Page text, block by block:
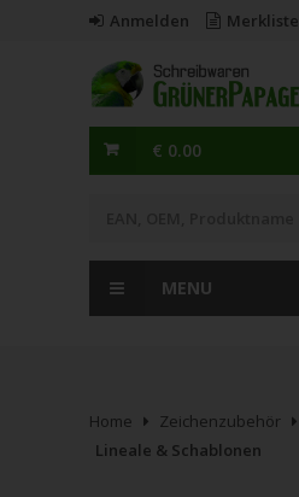
Anmelden Merkliste
€ 0.00
MENU
Home
Zeichenzubehör
Lineale & Schablonen